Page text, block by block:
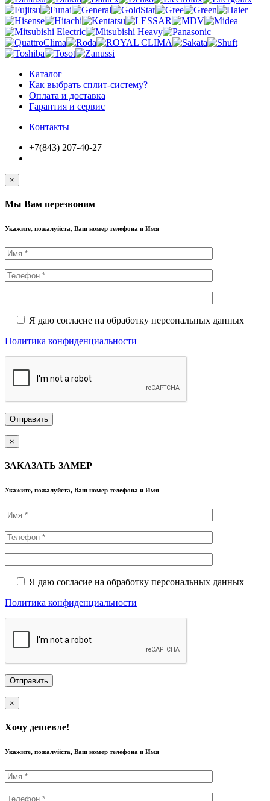
Каталог
Как выбрать сплит-систему?
Оплата и доставка
Гарантия и сервис
Контакты
+7(843) 207-40-27
×
Мы Вам перезвоним
Укажите, пожалуйста, Ваш номер телефона и Имя
Я даю согласие на обработку персональных данных
Политика конфиденциальности
×
ЗАКАЗАТЬ ЗАМЕР
Укажите, пожалуйста, Ваш номер телефона и Имя
Я даю согласие на обработку персональных данных
Политика конфиденциальности
×
Хочу дешевле!
Укажите, пожалуйста, Ваш номер телефона и Имя